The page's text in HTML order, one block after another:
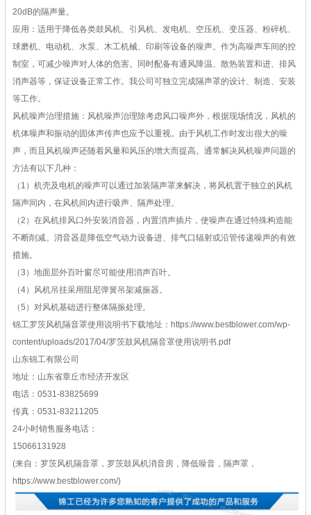
20dB的隔声量。
应用：适用于降低各类鼓风机、引风机、发电机、空压机、变压器、粉碎机、
球磨机、电动机、水泵、木工机械、印刷等设备的噪声。作为高噪声车间的控
制室，可减少噪声对人体的危害。同时配备有通风降温、散热装置和进、排风
消声器等，保证设备正常工作。我公司可独立完成隔声罩的设计、制造、安装
等工作。
风机噪声治理措施：风机噪声治理除考虑风口噪声外，根据现场情况，风机的
机体噪声和振动的固体声传声也应予以重视。由于风机工作时发出很大的噪
声，而且风机噪声还随着风量和风压的增大而提高。通常解决风机噪声问题的
方法有以下几种：
（1）机壳及电机的噪声可以通过加装隔声罩来解决，将风机置于独立的风机
隔声间内，在风机间内进行吸声、隔声处理。
（2）在风机排风口外安装消音器，内置消声插片，使噪声在通过特殊构造能
不断削减。消音器是降低空气动力设备进、排气口辐射或沿管传递噪声的有效
措施。
（3）地面层外百叶窗尽可能使用消声百叶。
（4）风机吊挂采用阻尼弹簧吊架减振器。
（5）对风机基础进行整体隔振处理。
锦工罗茨风机隔音罩使用说明书下载地址：https://www.bestblower.com/wp-
content/uploads/2017/04/罗茨鼓风机隔音罩使用说明书.pdf
山东锦工有限公司
地址：山东省章丘市经济开发区
电话：0531-83825699
传真：0531-83211205
24小时销售服务电话：
15066131928
(来自：罗茨风机隔音罩，罗茨鼓风机消音房，降低噪音，隔声罩，
https://www.bestblower.com/)